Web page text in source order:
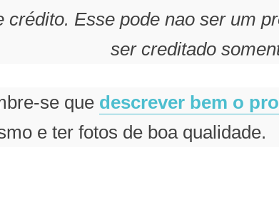
crédito. Esse pode nao ser um
ser creditado
se que descrever bem o
e ter fotos de boa qualidade.